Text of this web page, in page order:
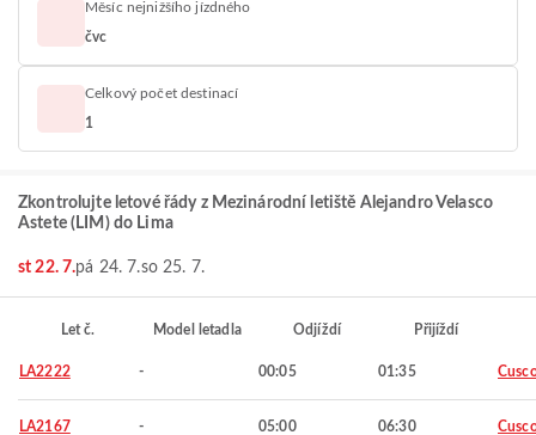
Měsíc nejnižšího jízdného
čvc
Celkový počet destinací
1
Zkontrolujte letové řády z Mezinárodní letiště Alejandro Velasco
Astete (LIM) do Lima
st 22. 7.pá 24. 7.so 25. 7.
Let č. Model letadla Odjíždí Přijíždí
LA2222 - 00:05 01:35
LA2167 - 05:00 06:30